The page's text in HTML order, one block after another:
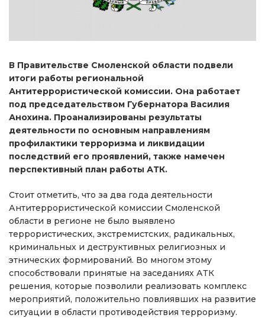
В Правительстве Смоленской области подвели
итоги работы региональной
Антитеррористической комиссии. Она работает
под председательством Губернатора Василия
Анохина. Проанализированы результаты
деятельности по основным направлениям
профилактики терроризма и ликвидации
последствий его проявлений, также намечен
перспективный план работы АТК.
Стоит отметить, что за два года деятельности
Антитеррористической комиссии Смоленской
области в регионе не было выявлено
террористических, экстремистских, радикальных,
криминальных и деструктивных религиозных и
этнических формирований. Во многом этому
способствовали принятые на заседаниях АТК
решения, которые позволили реализовать комплекс
мероприятий, положительно повлиявших на развитие
ситуации в области противодействия терроризму.